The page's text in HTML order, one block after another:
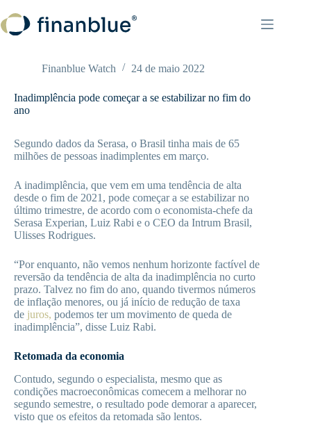
para
o
Finanblue Watch 24 de maio 2022
Inadimplência pode começar a se estabilizar no fim do
ano
Segundo dados da Serasa, o Brasil tinha mais de 65
milhões de pessoas inadimplentes em março.
A inadimplência, que vem em uma tendência de alta
desde o fim de 2021, pode começar a se estabilizar no
último trimestre, de acordo com o economista-chefe da
Serasa Experian, Luiz Rabi e o CEO da Intrum Brasil,
Ulisses Rodrigues.
“Por enquanto, não vemos nenhum horizonte factível de
reversão da tendência de alta da inadimplência no curto
prazo. Talvez no fim do ano, quando tivermos números
de inflação menores, ou já início de redução de taxa
de juros, podemos ter um movimento de queda de
inadimplência”, disse Luiz Rabi.
Retomada da economia
Contudo, segundo o especialista, mesmo que as
condições macroeconômicas comecem a melhorar no
segundo semestre, o resultado pode demorar a aparecer,
visto que os efeitos da retomada são lentos.